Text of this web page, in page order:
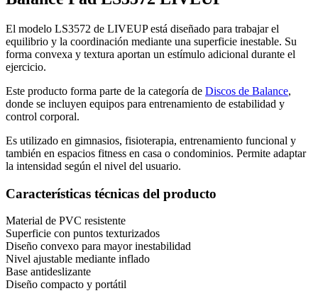
El modelo LS3572 de LIVEUP está diseñado para trabajar el
equilibrio y la coordinación mediante una superficie inestable. Su
forma convexa y textura aportan un estímulo adicional durante el
ejercicio.
Este producto forma parte de la categoría de Discos de Balance,
donde se incluyen equipos para entrenamiento de estabilidad y
control corporal.
Es utilizado en gimnasios, fisioterapia, entrenamiento funcional y
también en espacios fitness en casa o condominios. Permite adaptar
la intensidad según el nivel del usuario.
Características técnicas del producto
Material de PVC resistente
Superficie con puntos texturizados
Diseño convexo para mayor inestabilidad
Nivel ajustable mediante inflado
Base antideslizante
Diseño compacto y portátil